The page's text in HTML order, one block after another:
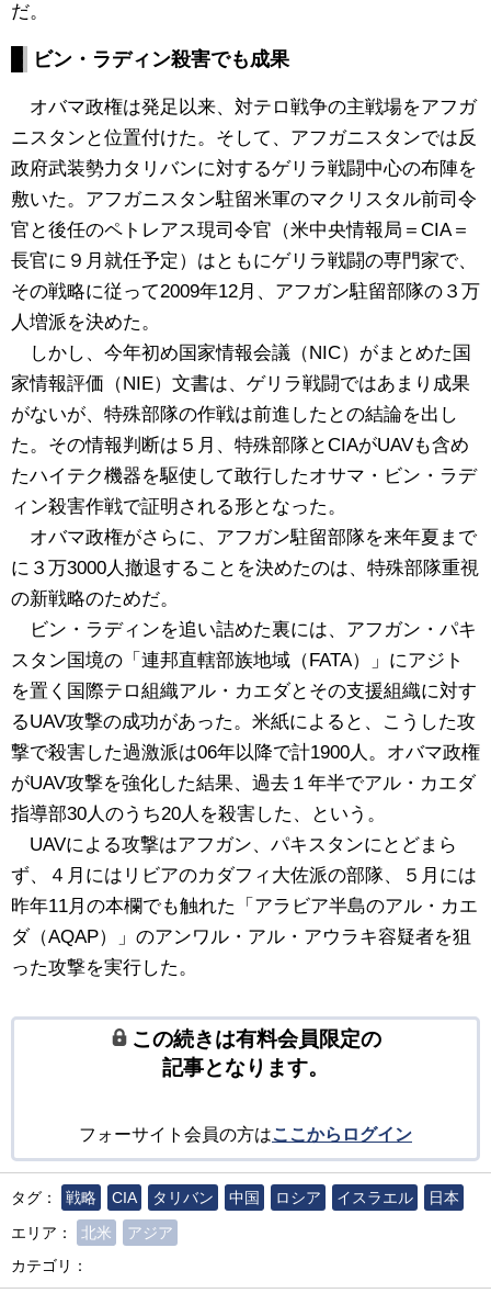
だ。
ビン・ラディン殺害でも成果
オバマ政権は発足以来、対テロ戦争の主戦場をアフガ
ニスタンと位置付けた。そして、アフガニスタンでは反
政府武装勢力タリバンに対するゲリラ戦闘中心の布陣を
敷いた。アフガニスタン駐留米軍のマクリスタル前司令
官と後任のペトレアス現司令官（米中央情報局＝CIA＝
長官に９月就任予定）はともにゲリラ戦闘の専門家で、
その戦略に従って2009年12月、アフガン駐留部隊の３万
人増派を決めた。
しかし、今年初め国家情報会議（NIC）がまとめた国
家情報評価（NIE）文書は、ゲリラ戦闘ではあまり成果
がないが、特殊部隊の作戦は前進したとの結論を出し
た。その情報判断は５月、特殊部隊とCIAがUAVも含め
たハイテク機器を駆使して敢行したオサマ・ビン・ラデ
ィン殺害作戦で証明される形となった。
オバマ政権がさらに、アフガン駐留部隊を来年夏まで
に３万3000人撤退することを決めたのは、特殊部隊重視
の新戦略のためだ。
ビン・ラディンを追い詰めた裏には、アフガン・パキ
スタン国境の「連邦直轄部族地域（FATA）」にアジト
を置く国際テロ組織アル・カエダとその支援組織に対す
るUAV攻撃の成功があった。米紙によると、こうした攻
撃で殺害した過激派は06年以降で計1900人。オバマ政権
がUAV攻撃を強化した結果、過去１年半でアル・カエダ
指導部30人のうち20人を殺害した、という。
UAVによる攻撃はアフガン、パキスタンにとどまら
ず、４月にはリビアのカダフィ大佐派の部隊、５月には
昨年11月の本欄でも触れた「アラビア半島のアル・カエ
ダ（AQAP）」のアンワル・アル・アウラキ容疑者を狙
った攻撃を実行した。
この続きは有料会員限定の
記事となります。
フォーサイト会員の方はここからログイン
タグ： 戦略 CIA タリバン 中国 ロシア イスラエル
日本
エリア：
北米
アジア
カテゴリ：